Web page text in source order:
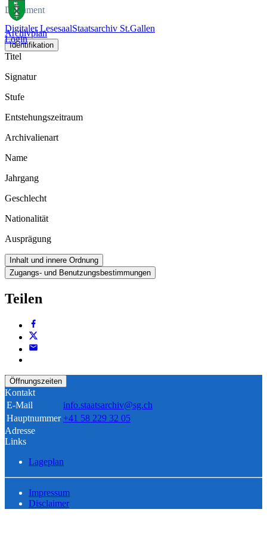
Digitaler LesesaalStaatsarchiv St.Gallen
Login
Dokument
Archivplan
Identifikation
Titel
Signatur
Stufe
Entstehungszeitraum
Archivalienart
Name
Jahrgang
Geschlecht
Nationalität
Ausprägung
Inhalt und innere Ordnung
Zugangs- und Benutzungsbestimmungen
Teilen
Öffnungszeiten
Kontakt
E-Mail
info.staatsarchiv@sg.ch
Hauptnummer +41 58 229 32 05
Adresse
Links
Lageplan
Impressum
Disclaimer